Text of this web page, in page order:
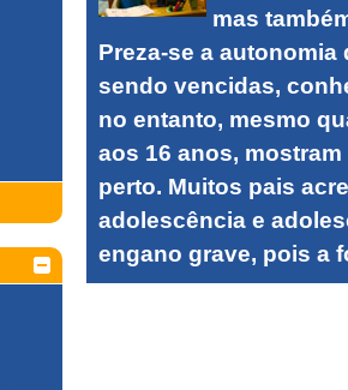
mas
Preza-se a
sendo vencidas,
no entanto, mesmo
aos 16 anos,
perto. Muitos pais
adolescência e
engano grave, pois a